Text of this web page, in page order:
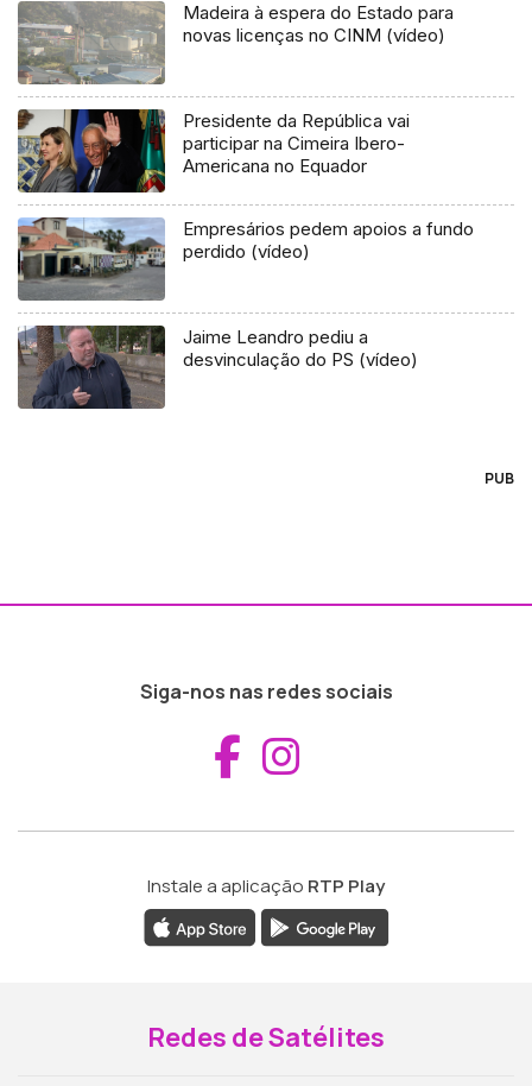
Madeira à espera do Estado para
novas licenças no CINM (vídeo)
Presidente da República vai
participar na Cimeira Ibero-
Americana no Equador
Empresários pedem apoios a fundo
perdido (vídeo)
Jaime Leandro pediu a
desvinculação do PS (vídeo)
PUB
Siga-nos nas redes sociais
Aceder ao
Instale a aplicação RTP Play
Redes de Satélites